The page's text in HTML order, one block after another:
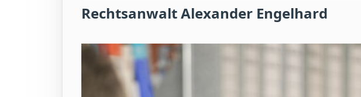
Rechtsanwalt Alexander Engelhard